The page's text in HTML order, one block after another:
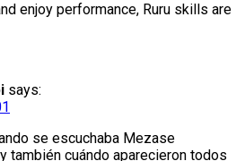
enjoy performance, Ruru skills are
says:
se escuchaba Mezase
también cuándo aparecieron todos